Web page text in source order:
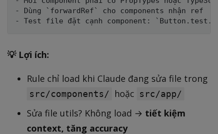
- Dùng `forwardRef` cho components nhận ref
💡 Lợi ích:
Rule chỉ load khi Claude đang sửa file trong
src/components/ hoặc src/app/
Sửa file utils? Không load → tiết kiệm
context, tăng accuracy